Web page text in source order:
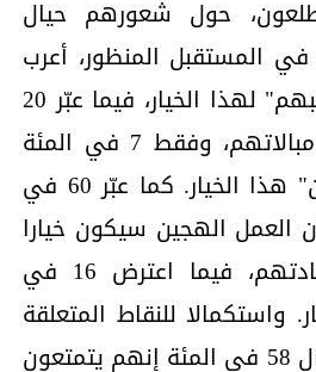
حول شعورهم حيال
المستقبل المنظور، أعرب
56 في المئة عن "حبهم" لهذا الخيار، فيما عبّر 20
في المئة عن عدم مبالاتهم، وفقط 7 في المئة
قالوا إنهم "يكرهون" هذا الخيار. كما عبّر 60 في
العمل الهجين سيكون خيارا
مُفضلا لتحقيق سعادتهم، فيما اعترض 16 في
واستكمالا للنقاط المتعلقة
بسعادة الموظف، قال 58 في المئة إنهم يتمتعون